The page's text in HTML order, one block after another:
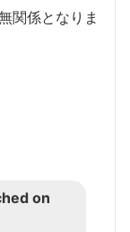
関係となりま
on